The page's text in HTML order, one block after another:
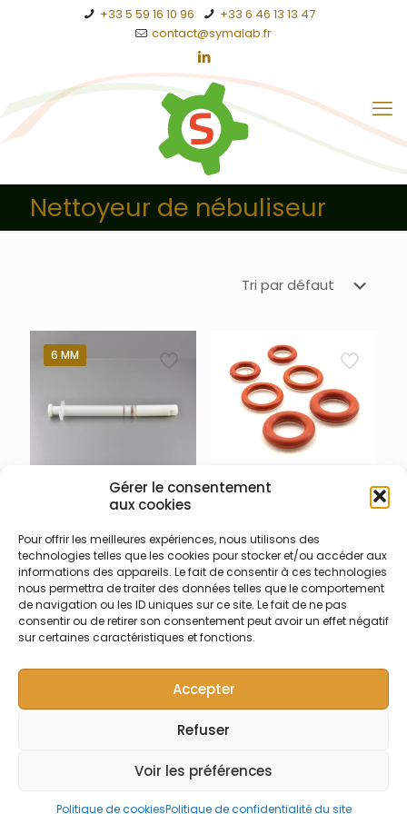
Gérer le consentement
aux cookies
Pour offrir les meilleures expériences, nous utilisons des
technologies telles que les cookies pour stocker et/ou accéder aux
informations des appareils. Le fait de consentir à ces technologies
nous permettra de traiter des données telles que le comportement
de navigation ou les ID uniques sur ce site. Le fait de ne pas
consentir ou de retirer son consentement peut avoir un effet négatif
sur certaines caractéristiques et fonctions.
Accepter
Refuser
Voir les préférences
Politique de cookiesPolitique de confidentialité du site
+33 5 59 16 10 96
+33 6 46 13 13 47
contact@symalab.fr
Nettoyeur de nébuliseur
6 MM
nébuliseur ELUO
Outil de nettoyage pour
nébuliseur verre/quartz
concentrique avec
diamètre externe 6mm Eluo
003-012-010 – Kit joint
système de nettoyeur de
nébuliseur ELUO (2 jeux
complets)